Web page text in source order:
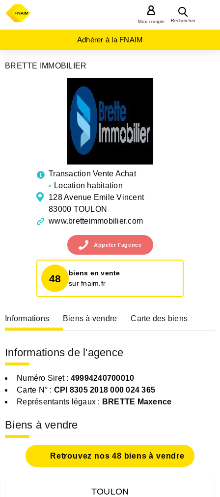
Rechercher
Mon compte
Adhérer à la FNAIM
BRETTE IMMOBILIER
Transaction Vente Achat
Location habitation
128 Avenue Emile Vincent
83000 TOULON
www.bretteimmobilier.com
Appeler l’agence
48
biens en vente
sur fnaim.fr
Informations Biens à vendre Carte des biens
Informations de l'agence
Numéro Siret : 49994240700010
Carte N° : CPI 8305 2018 000 024 365
Représentants légaux : BRETTE Maxence
Biens à vendre
Retrouvez nos 48 biens à vendre
TOULON